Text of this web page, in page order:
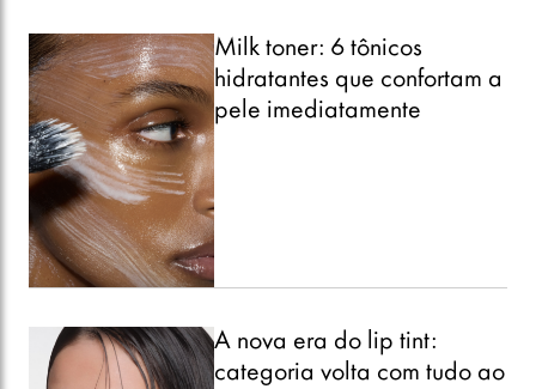
Milk toner: 6 tônicos
hidratantes que confortam a
pele imediatamente
A nova era do lip tint:
categoria volta com tudo ao